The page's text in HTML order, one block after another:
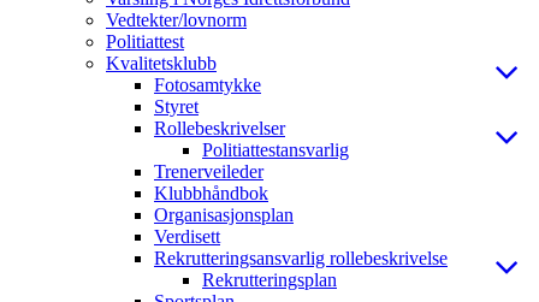
Vedtekter/lovnorm
Politiattest
Kvalitetsklubb
Fotosamtykke
Styret
Rollebeskrivelser
Politiattestansvarlig
Trenerveileder
Klubbhåndbok
Organisasjonsplan
Verdisett
Rekrutteringsansvarlig rollebeskrivelse
Rekrutteringsplan